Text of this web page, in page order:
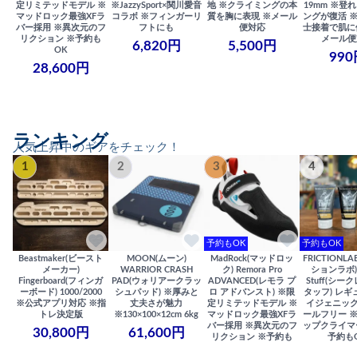
定リミテッドモデル ※
マッドロック最強XFラ
バー採用 ※異次元のフ
リクション ※予約も
OK
28,600円
※JazzySport×関川愛音
コラボ ※フィンガーリ
フトにも
6,820円
地 ※クライミングの本
質を胸に表現 ※メール
便対応
5,500円
19mm ※登れ
ングが復活
士接着で肌
メール
990
人気上昇中のギアをチェック！
ランキング
1
Beastmaker(ビースト
メーカー)
Fingerboard(フィンガ
ーボード) 1000/2000
※公式アプリ対応 ※指
トレ決定版
30,800円
2
MOON(ムーン)
WARRIOR CRASH
PAD(ウォリアークラッ
シュパッド) ※厚みと
丈夫さが魅力
※130×100×12cm 6kg
61,600円
3
予約もOK
MadRock(マッドロッ
ク) Remora Pro
ADVANCED(レモラ プ
ロ アドバンスト) ※限
定リミテッドモデル ※
マッドロック最強XFラ
バー採用 ※異次元のフ
リクション ※予約も
4
予約もOK
ションラボ
Stuff(シーク
タッフ) レギ
イジェニッ
ールフリー
ップクライ
予約も